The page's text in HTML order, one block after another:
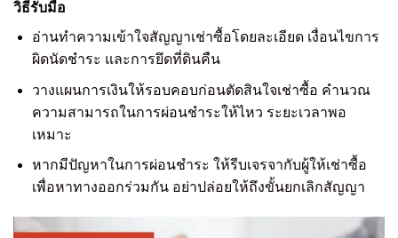
วิธีรับมือ
อ่านทำความเข้าใจสัญญาเช่าซื้อโดยละเอียด เงื่อนไขการ
ผิดนัดชำระ และการยึดที่ดินคืน
วางแผนการเงินให้รอบคอบก่อนตัดสินใจเช่าซื้อ คำนวณ
ความสามารถในการผ่อนชำระให้ไหว ระยะเวลาพอ
เหมาะ
หากมีปัญหาในการผ่อนชำระ ให้รีบเจรจากับผู้ให้เช่าซื้อ
เพื่อหาทางออกร่วมกัน อย่าปล่อยให้ถึงขั้นยกเลิกสัญญา